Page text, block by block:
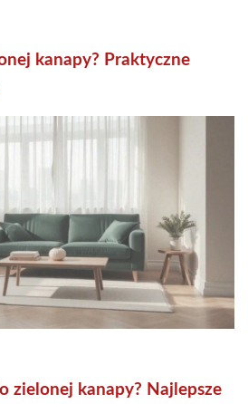
kanapy? Praktyczne
zielonej kanapy? Najlepsze